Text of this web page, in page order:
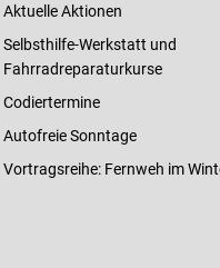
Aktuelle Aktionen
Selbsthilfe-Werkstatt und
Fahrradreparaturkurse
Codiertermine
Autofreie Sonntage
Vortragsreihe: Fernweh im